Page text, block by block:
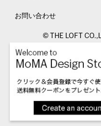
お問い合わせ
© THE LOFT
特定商取引法表示
カスタマーハラ
Visit